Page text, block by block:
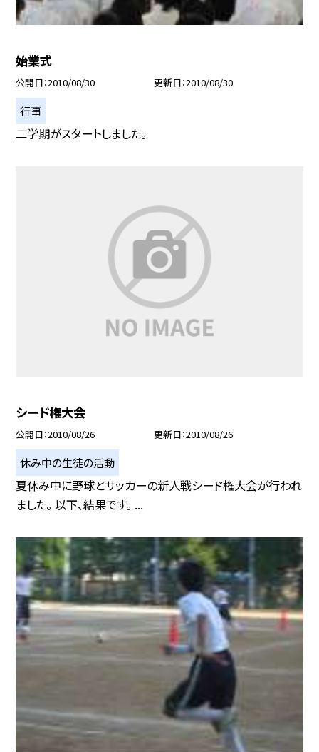
始業式
公開日 2010/08/30 更新日 2010/08/30
行事
二学期がスタートしました。
シード権大会
公開日 2010/08/26 更新日 2010/08/26
休み中の生徒の活動
夏休み中に野球とサッカーの新人戦シード権大会が行われ
ました。 以下、結果です。 ...